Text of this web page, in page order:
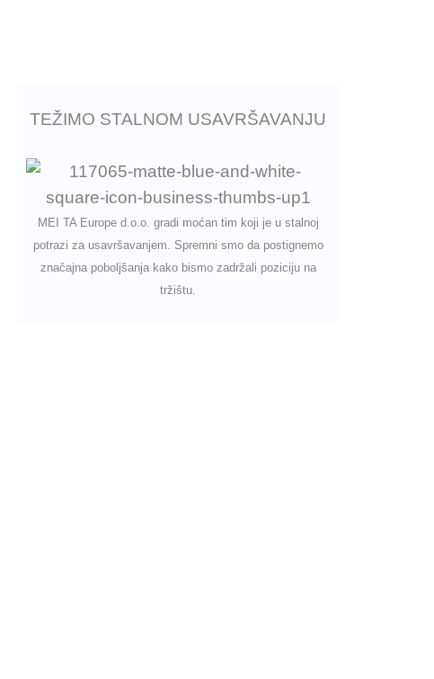
TEŽIMO STALNOM USAVRŠAVANJU
MEI TA Europe d.o.o. gradi moćan tim koji je u stalnoj
potrazi za usavršavanjem. Spremni smo da postignemo
značajna poboljšanja kako bismo zadržali poziciju na
tržištu.